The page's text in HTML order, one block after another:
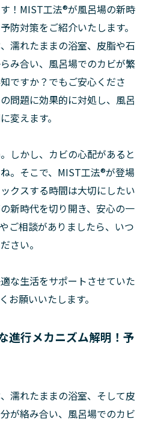
！MIST工法®が風呂場の新時
防対策をご紹介いたします。
濡れたままの浴室、皮脂や石
み合い、風呂場でのカビが繁
ですか？でもご安心くださ
問題に効果的に対処し、風呂
変えます。
しかし、カビの心配があると
。そこで、MIST工法®が登場
クスする時間は大切にしたい
新時代を切り開き、安心の一
ご相談がありましたら、いつ
さい。
な生活をサポートさせていた
お願いいたします。
進行メカニズム解明！予
濡れたままの浴室、そして皮
が絡み合い、風呂場でのカビ